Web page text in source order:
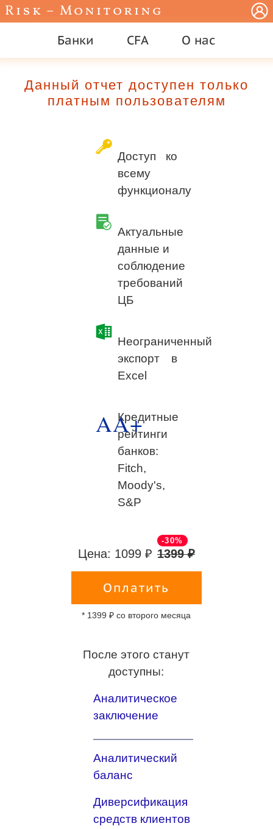
Risk – Monitoring
Банки CFA О нас
Данный отчет доступен только
платным пользователям
Доступ ко
всему
функционалу
Актуальные
данные и
соблюдение
требований
ЦБ
Неограниченный
экспорт в
Excel
AA+
Кредитные
рейтинги
банков:
Fitch,
Moody's,
S&P
Цена: 1099 ₽ 1399 ₽
-30%
Оплатить
* 1399 ₽ со второго месяца
После этого станут
доступны:
Аналитическое
заключение
Аналитический
баланс
Диверсификация
средств клиентов